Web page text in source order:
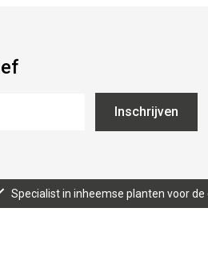
Inschrijven
Specialist in inheemse planten voor de